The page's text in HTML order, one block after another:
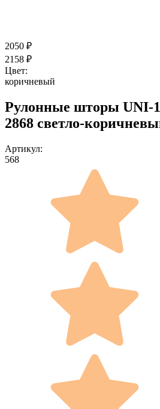
2050 ₽
2158 ₽
Цвет:
коричневый
Рулонные шторы
2868 светло-
Артикул:
568